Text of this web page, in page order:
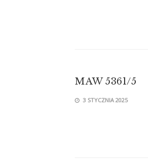
MAW 5361/5
3 STYCZNIA 2025